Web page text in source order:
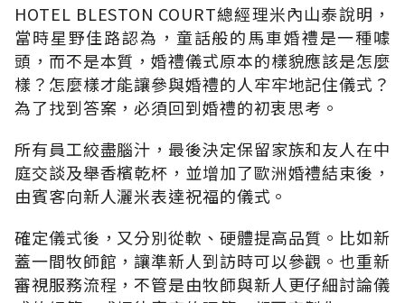
HOTEL BLESTON COURT總經理米內山泰說明，
當時星野佳路認為，童話般的馬車婚禮是一種噱
頭，而不是本質，婚禮儀式原本的樣貌應該是怎麼
樣？怎麼樣才能讓參與婚禮的人牢牢地記住儀式？
為了找到答案，必須回到婚禮的初衷思考。
所有員工絞盡腦汁，最後決定保留家族和友人在中
庭交談及舉香檳乾杯，並增加了歐洲婚禮結束後，
由賓客向新人灑米表達祝福的儀式。
確定儀式後，又分別從軟、硬體提高品質。比如新
蓋一間牧師館，讓準新人到訪時可以參觀。也重新
審視服務流程，不管是由牧師與新人更仔細討論儀